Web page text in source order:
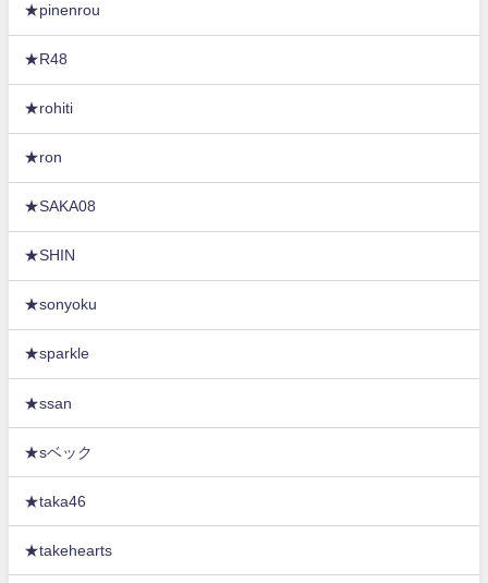
★pinenrou
★R48
★rohiti
★ron
★SAKA08
★SHIN
★sonyoku
★sparkle
★ssan
★sベック
★taka46
★takehearts